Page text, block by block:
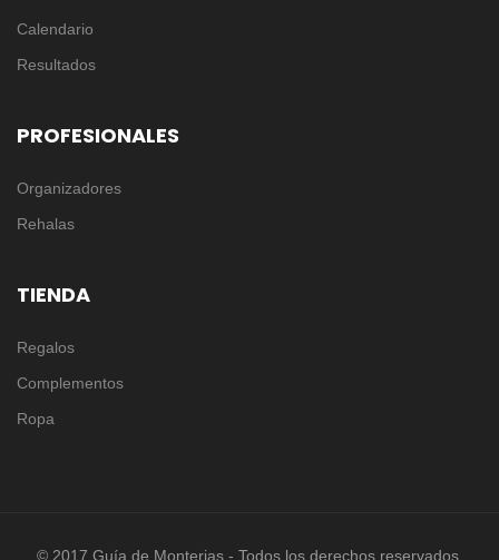
Calendario
Resultados
PROFESIONALES
Organizadores
Rehalas
TIENDA
Regalos
Complementos
Ropa
© 2017 Guía de Monterias - Todos los derechos reservados.